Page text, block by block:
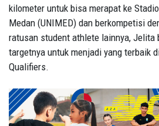
kilometer untuk bisa merapat ke
Medan (UNIMED) dan berkompetisi
ratusan student athlete lainnya, Jelita
targetnya untuk menjadi yang terbaik
Qualifiers.